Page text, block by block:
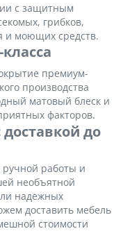
с защитным
грибков,
и моющих средств.
премиум-
производства
матовый блеск и
факторов.
до
ручной работы и
необъятной
надежных
доставить мебель
стоимости